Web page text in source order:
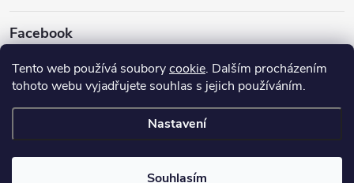
Tento web používá souborycookie. Dalším procházením
tohoto webu vyjadřujete souhlas s jejich používáním.
Nastavení
Souhlasím
Facebook
Copyright 2026INVEST - STAR, s.r.o.. Všechna práva vyhrazena.